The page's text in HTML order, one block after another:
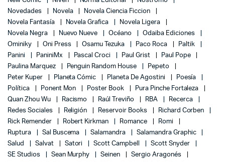
Novedades
Novela
Novela Ciencia Ficcion
Novela Fantasía
Novela Grafica
Novela Ligera
Novela Negra
Nuevo Nueve Océano
Odaiba Ediciones
Ominiky
Oni Press Osamu Tezuka Paco Roca
Paltik
Panini
PaniniMx Pascal Croci Paul Grist
Paul Pope
Paulina Marquez
Penguin Random House
Pepeto
Peter Kuper
Planeta Cómic Planeta De Agostini
Poesía
Política
Ponent Mon Poster Book
Pura Pinche Fortaleza
Quan Zhou Wu
Racismo Raúl Treviño RBA
Recerca
Redes Sociales
Religión Reservoir Books
Richard Corben
Rick Remender
Robert Kirkman Romance
Romi
Ruptura
Sal Buscema Salamandra
Salamandra Graphic
Salud
Salvat Satori Scott Campbell
Scott Snyder
SE Studios
Sean Murphy Seinen
Sergio Aragonés